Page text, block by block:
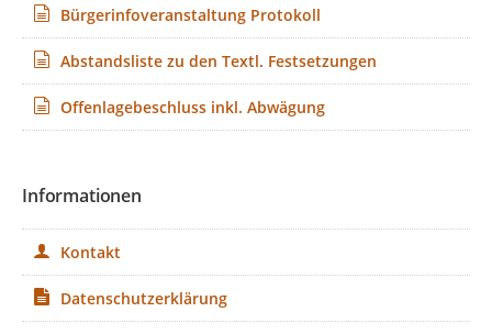
Bürgerinfoveranstaltung Protokoll
Abstandsliste zu den Textl. Festsetzungen
Offenlagebeschluss inkl. Abwägung
Informationen
Kontakt
Datenschutzerklärung